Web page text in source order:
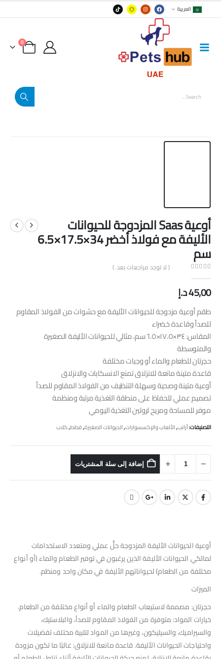
العربية
0
أوعية Saas المزدوجة للحيوانات
الأليفة مع فولاذ أخضر 34×17.5×6.5
سم
( لا توجد مراجعات بعد. )
45,00د.إ
طقم أوعية مزدوجة للحيوانات الأليفة مع حشوات من الفولاذ المقاوم
للصدأ وقاعدة خضراء
المقاس: ٣٤×١٧.٥×٦.٥ سم، مثالي للحيوانات الأليفة الصغيرة
والمتوسطة
حجرتان للطعام والماء أو وجبات مختلفة
قاعدة متينة مانعة للانزلاق تمنع الانسكابات والانزلاق
أوعية متينة وصحية وسهلة التنظيف من الفولاذ المقاوم للصدأ
تصميم عملي للحفاظ على منطقة التغذية مرتبة ومنظمة
موفر للمساحة ومريح لروتين التغذية اليومي
التصنيفات:أرانب,الألعاب والإكسسوارات,الحيوانات الصغيرة,قطط,كلاب
إضافة إلى سلة المشتريات
أوعية الحيوانات الأليفة المزدوجة حلٌّ عملي ومتعدد الاستخدامات
لمالكي الحيوانات الأليفة الذين يرغبون في توفير الطعام والماء (أو أنواع
مختلفة من الطعام) لحيواناتهم الأليفة في مكان واحد ومنظم.
الميزات
حجرتان: مصممة لاستيعاب الطعام والماء أو أنواع مختلفة من الطعام.
خيارات المواد: متوفرة من الفولاذ المقاوم للصدأ، والبلاستيك،
والسيراميك، والسيليكون، وغيرها من المواد لتلبية مختلف تفضيلات
واحتياجات الحيوانات الأليفة. قاعدة مانعة للانزلاق: غالبًا ما تكون مزودة